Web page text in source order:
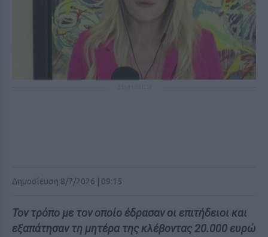
Δημοσίευση 8/7/2026 | 09:15
Τον τρόπο με τον οποίο έδρασαν οι επιτήδειοι και
εξαπάτησαν τη μητέρα της κλέβοντας 20.000 ευρώ